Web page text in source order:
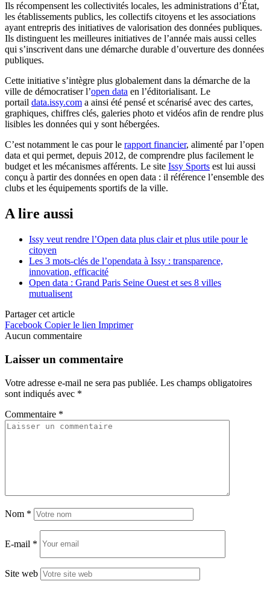
Ils récompensent les collectivités locales, les administrations d’État,
les établissements publics, les collectifs citoyens et les associations
ayant entrepris des initiatives de valorisation des données publiques.
Ils distinguent les meilleures initiatives de l’année mais aussi celles
qui s’inscrivent dans une démarche durable d’ouverture des données
publiques.
Cette initiative s’intègre plus globalement dans la démarche de la
ville de démocratiser l’open data en l’éditorialisant. Le
portail data.issy.com a ainsi été pensé et scénarisé avec des cartes,
graphiques, chiffres clés, galeries photo et vidéos afin de rendre plus
lisibles les données qui y sont hébergées.
C’est notamment le cas pour le rapport financier, alimenté par l’open
data et qui permet, depuis 2012, de comprendre plus facilement le
budget et les mécanismes afférents. Le site Issy Sports est lui aussi
conçu à partir des données en open data : il référence l’ensemble des
clubs et les équipements sportifs de la ville.
A lire aussi
Issy veut rendre l’Open data plus clair et plus utile pour le
citoyen
Les 3 mots-clés de l’opendata à Issy : transparence,
innovation, efficacité
Open data : Grand Paris Seine Ouest et ses 8 villes
mutualisent
Partager cet article
Facebook Copier le lien Imprimer
Aucun commentaire
Laisser un commentaire
Votre adresse e-mail ne sera pas publiée. Les champs obligatoires
sont indiqués avec *
Commentaire *
Nom *
E-mail *
Site web